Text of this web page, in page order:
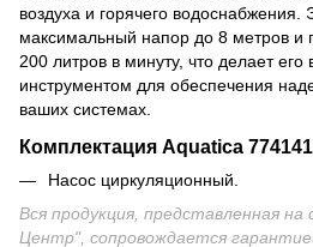
воздуха и горячего водоснабжения.
максимальный напор до 8 метров и
200 литров в минуту, что делает
инструментом для обеспечения
ваших системах.
Комплектация Aquatica
Насос циркуляционный.
Вся продукция, представленная
Центр", сопровождается